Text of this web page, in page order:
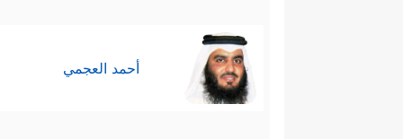
والمُناكفات والمُزايدات التي
الحزب، أو القبيلة، أمَّا أن
الصخب، فلا شكَّ أنّ هذا علامةٌ
أحمد العجمي